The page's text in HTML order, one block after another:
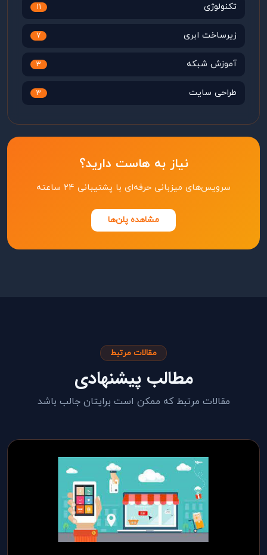
تکنولوژی 11
زیرساخت ابری 7
آموزش شبکه 3
طراحی سایت 3
نیاز به هاست دارید؟
سرویس‌های میزبانی حرفه‌ای با پشتیبانی ۲۴ ساعته
مشاهده پلن‌ها
مقالات مرتبط
مطالب پیشنهادی
مقالات مرتبط که ممکن است برایتان جالب باشد